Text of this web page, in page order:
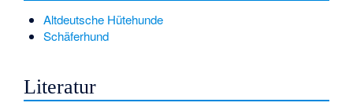
Altdeutsche Hütehunde
Schäferhund
Literatur